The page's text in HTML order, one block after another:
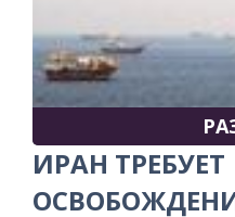
ИРАН ТРЕБУЕТ